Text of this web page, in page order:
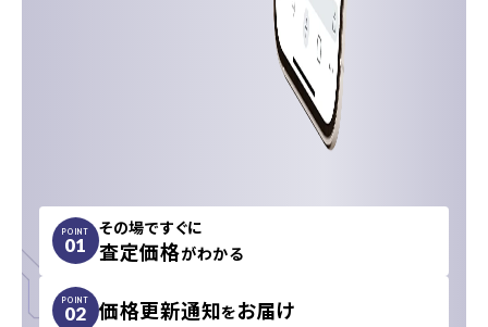
POINT
01
その場ですぐに
査定価格がわかる
POINT
02 価格更新通知をお届け